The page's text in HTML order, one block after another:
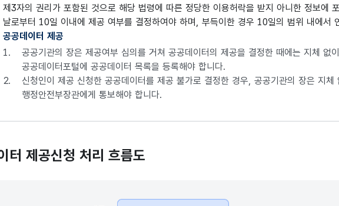
제3자의 권리가 포함된 것으로 해당 법령에 따른 정당한 이용허락을 받지 아니한 정보에
날로부터 10일 이내에 제공 여부를 결정하여야 하며, 부득이한 경우 10일의 범위 내에서
공공데이터 제공
1.
공공기관의 장은 제공여부 심의를 거쳐 공공데이터의 제공을 결정한 때에는 지체 없
공공데이터포털에 공공데이터 목록을 등록해야 합니다.
2.
신청인이 제공 신청한 공공데이터를 제공 불가로 결정한 경우, 공공기관의 장은 지
행정안전부장관에게 통보해야 합니다.
터 제공신청 처리 흐름도